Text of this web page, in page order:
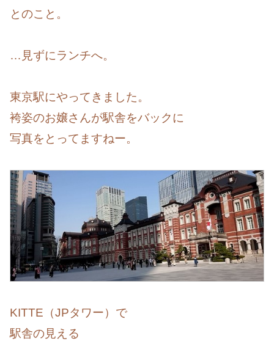
とのこと。
…見ずにランチへ。
東京駅にやってきました。
袴姿のお嬢さんが駅舎をバックに
写真をとってますねー。
KITTE（JPタワー）で
駅舎の見える